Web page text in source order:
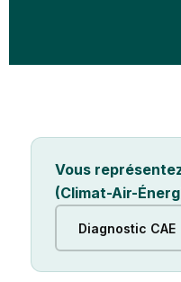
Vous
(Climat-Air-
Diagnostic CAE